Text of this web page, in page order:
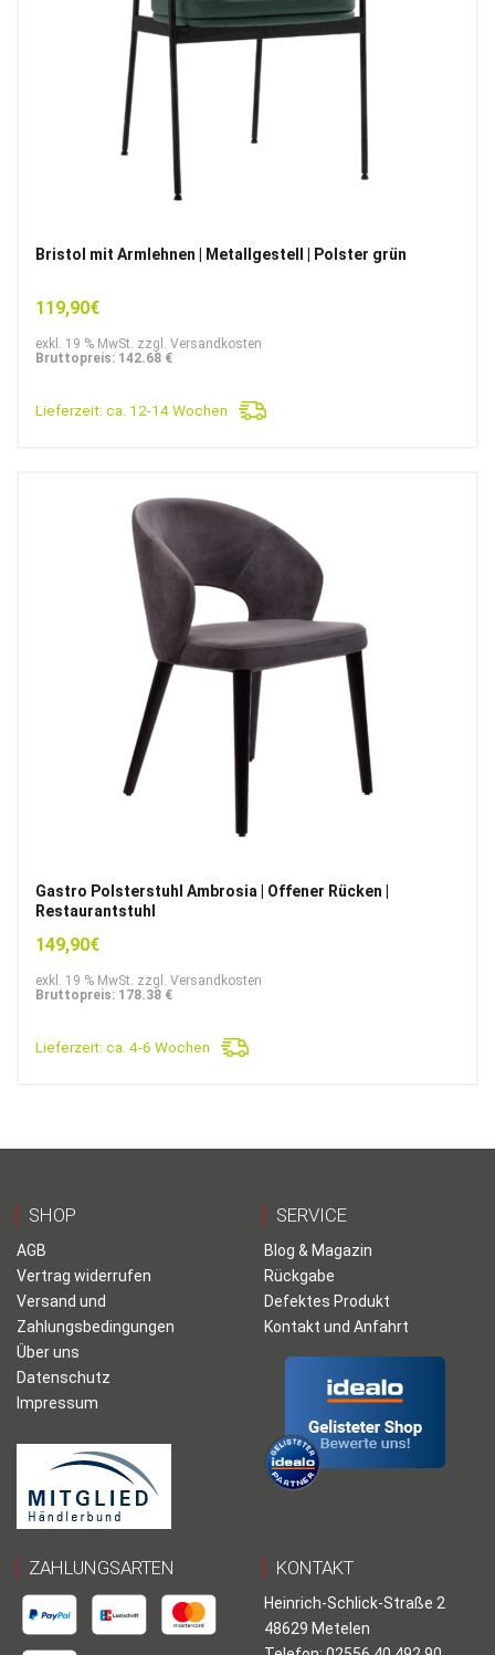
Bristol mit Armlehnen | Metallgestell | Polster grün
119,90€
exkl. 19 % MwSt. zzgl. Versandkosten
Bruttopreis: 142.68 €
Lieferzeit: ca. 12-14 Wochen
Gastro Polsterstuhl Ambrosia | Offener Rücken |
Restaurantstuhl
149,90€
exkl. 19 % MwSt. zzgl. Versandkosten
Bruttopreis: 178.38 €
Lieferzeit: ca. 4-6 Wochen
SHOP
AGB
Vertrag widerrufen
Versand und
Zahlungsbedingungen
Über uns
Datenschutz
Impressum
SERVICE
Blog & Magazin
Rückgabe
Defektes Produkt
Kontakt und Anfahrt
ZAHLUNGSARTEN KONTAKT
Heinrich-Schlick-Straße 2
48629 Metelen